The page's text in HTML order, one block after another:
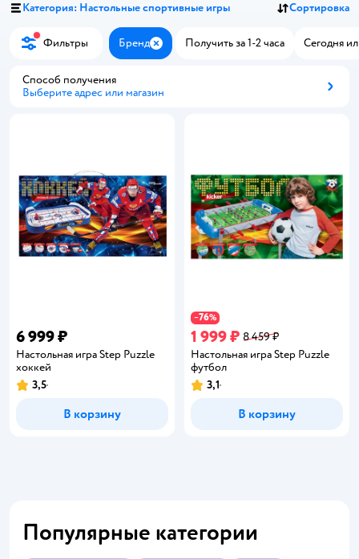
Категория: Настольные спортивные игры Сортировка
Фильтры Бренд ЗакрытьПолучить за 1-2 часа Сегодня
Способ получения
Выберите адрес или магазин
6 999 ₽
Настольная игра Step Puzzle
хоккей
Рейтинг:
3,5
В корзину
−76%
1 999 ₽ 8 459 ₽
Настольная игра Step Puzzle
футбол
Рейтинг:
3,1
В корзину
Популярные категории